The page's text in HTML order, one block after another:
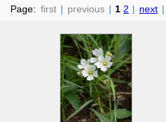
Page: first | previous | 1 2 | next |